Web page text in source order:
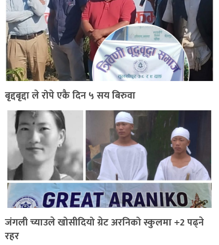
बृद्दबृद्दा ले रोपे एकै दिन ५ सय बिरुवा
जंगली च्याउले खोसीदियो ग्रेट अरनिको स्कुलमा +2 पढ्ने
रहर